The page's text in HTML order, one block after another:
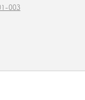
003